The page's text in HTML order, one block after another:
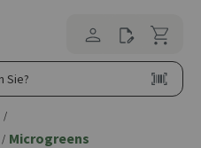
/
/ Microgreens